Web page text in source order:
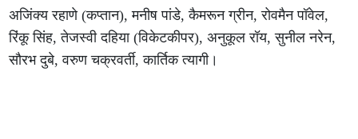
अजिंक्य रहाणे (कप्तान), मनीष पांडे, कैमरून ग्रीन, रोवमैन पॉवेल,
रिंकू सिंह, तेजस्वी दहिया (विकेटकीपर), अनुकूल रॉय, सुनील नरेन,
सौरभ दुबे, वरुण चक्रवर्ती, कार्तिक त्यागी।